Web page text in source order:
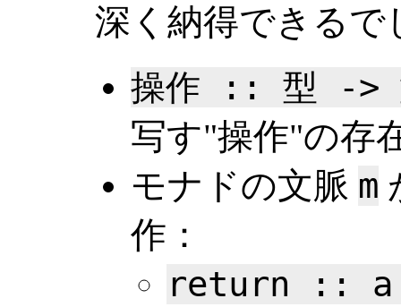
深く納得できるで
操作 :: 型 ->
写す"操作"の存
モナドの文脈 m
作：
return :: a